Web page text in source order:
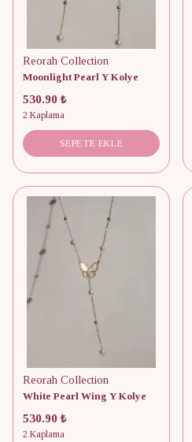
Reorah Collection
Moonlight Pearl Y Kolye
530.90 ₺
2 Kaplama
SEPETE EKLE
Reorah Collection
White Pearl Wing Y Kolye
530.90 ₺
2 Kaplama